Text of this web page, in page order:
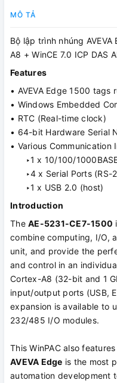
MÔ TẢ
Bộ lập trình nhúng
A8 + WinCE 7.0 ICP DAS
Features
• AVEVA Edge 1500 tags
• Windows Embedded
• RTC (Real-time clock)
• 64-bit Hardware Serial
• Various Communication
‣1 x 10/100/
‣4 x Serial Ports (RS-
‣1 x USB 2.0 (host)
Introduction
The AE-5231-CE7-1500
combine computing, I/O,
unit, and provide the
and control in an
Cortex-A8 (32-bit and 1
input/output ports (USB,
expansion is available to
232/485 I/O modules.
This WinPAC also
AVEVA Edge is the most
automation development